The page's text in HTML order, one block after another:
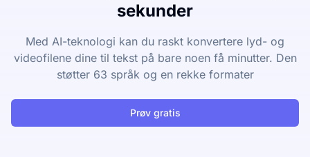
sekunder
Med AI-teknologi kan du raskt konvertere lyd- og
videofilene dine til tekst på bare noen få minutter. Den
støtter 63 språk og en rekke formater
Prøv gratis